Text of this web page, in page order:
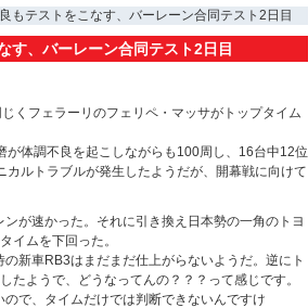
もテストをこなす、バーレーン合同テスト2日目
す、バーレーン合同テスト2日目
くフェラーリのフェリペ・マッサがトップタイム
が体調不良を起こしながらも100周し、16台中12位
ルトラブルが発生したようだが、開幕戦に向けて
が速かった。それに引き換え日本勢の一角のトヨ
イムを下回った。
新車RB3はまだまだ仕上がらないようだ。逆にト
たようで、どうなってんの？？？って感じです。
で、タイムだけでは判断できないんですけ